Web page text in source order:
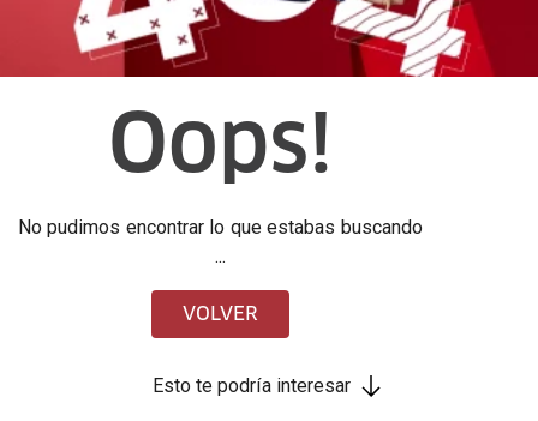
Oops!
No pudimos encontrar lo que estabas buscando
...
VOLVER
Esto te podría interesar